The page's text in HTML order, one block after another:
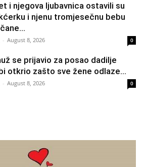
i njegova ljubavnica ostavili su
i njenu tromjesečnu bebu
- August 8, 2026 0
se prijavio za posao dadilje
otkrio zašto sve žene odlaze...
- August 8, 2026 0